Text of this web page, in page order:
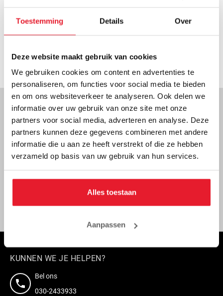
Toestemming Details Over
Deze website maakt gebruik van cookies
We gebruiken cookies om content en advertenties te
personaliseren, om functies voor social media te bieden
en om ons websiteverkeer te analyseren. Ook delen we
informatie over uw gebruik van onze site met onze
partners voor social media, adverteren en analyse. Deze
partners kunnen deze gegevens combineren met andere
informatie die u aan ze heeft verstrekt of die ze hebben
verzameld op basis van uw gebruik van hun services.
Alles toestaan
Aanpassen
GROOTSTE VOORRAAD VAN EUROPA
NOOIT MEER ACTIES OF KORTINGEN MISSEN?
KUNNEN WE JE HELPEN?
Bel ons
030-2433933